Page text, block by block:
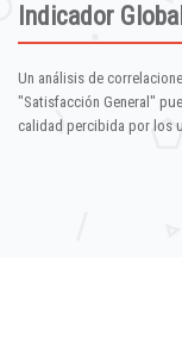
Indicador Global
Un análisis de
"Satisfacción General"
calidad percibida por los